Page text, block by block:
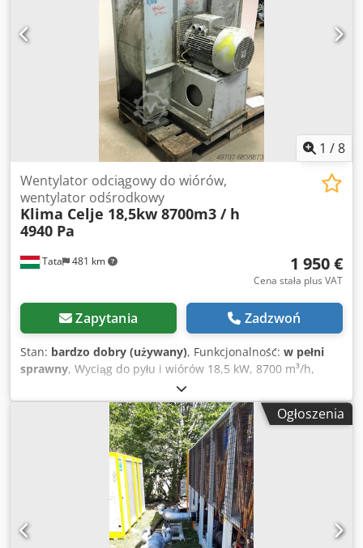
1 /8
Tata 481 km
Wentylator odciągowy do wiórów,
wentylator odśrodkowy
Klima Celje 18,5kw 8700m3 / h
4940 Pa
1 950 €
Cena stała plus VAT
Zapytania Zadzwoń
Stan: bardzo dobry (używany), Funkcjonalność: w pełni
sprawny, Wyciąg do pyłu i wiórów 18,5 kW, 8700 m³/h,
4940 Pa Wentylator promieniowy. Producent: Klima Celje
Wydajność powietrza: 8700 m³/h Ciśnienie: 4940 Pa Moc
silnika: 18,5 kW, 400 V, 50 Hz Obroty: 2930 Średnica
wirnika: 700 mm Otwór ssący: 250 mm Komin po stronie
tłocznej: 440 mm Wymiary: 800 x 1200 x 1500 mm Waga:
ok. 375 kg Jeśli potrzebujesz więcej informacji, jesteśmy do
dyspozycji! Djdpfshu Aw Hex Ahbjwa Prosimy o kontakt
przez formularz lub telefonicznie. Twoje ogłoszenie zostało
przetłumaczone automatycznie. Mogą wystąpić błędy w
tłumaczeniu.
Ogłoszenia